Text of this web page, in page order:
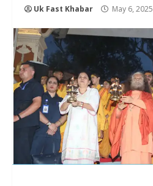
Uk Fast Khabar May 6, 2025